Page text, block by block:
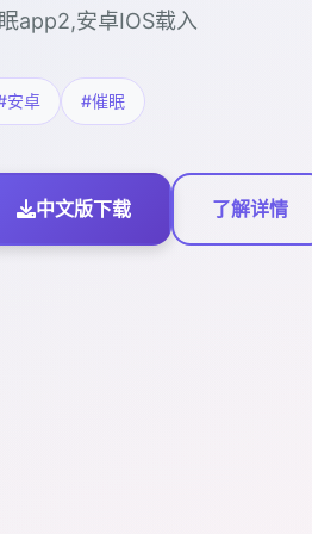
app2,安卓IOS载入
安卓 #催眠
中文版下载 了解详情